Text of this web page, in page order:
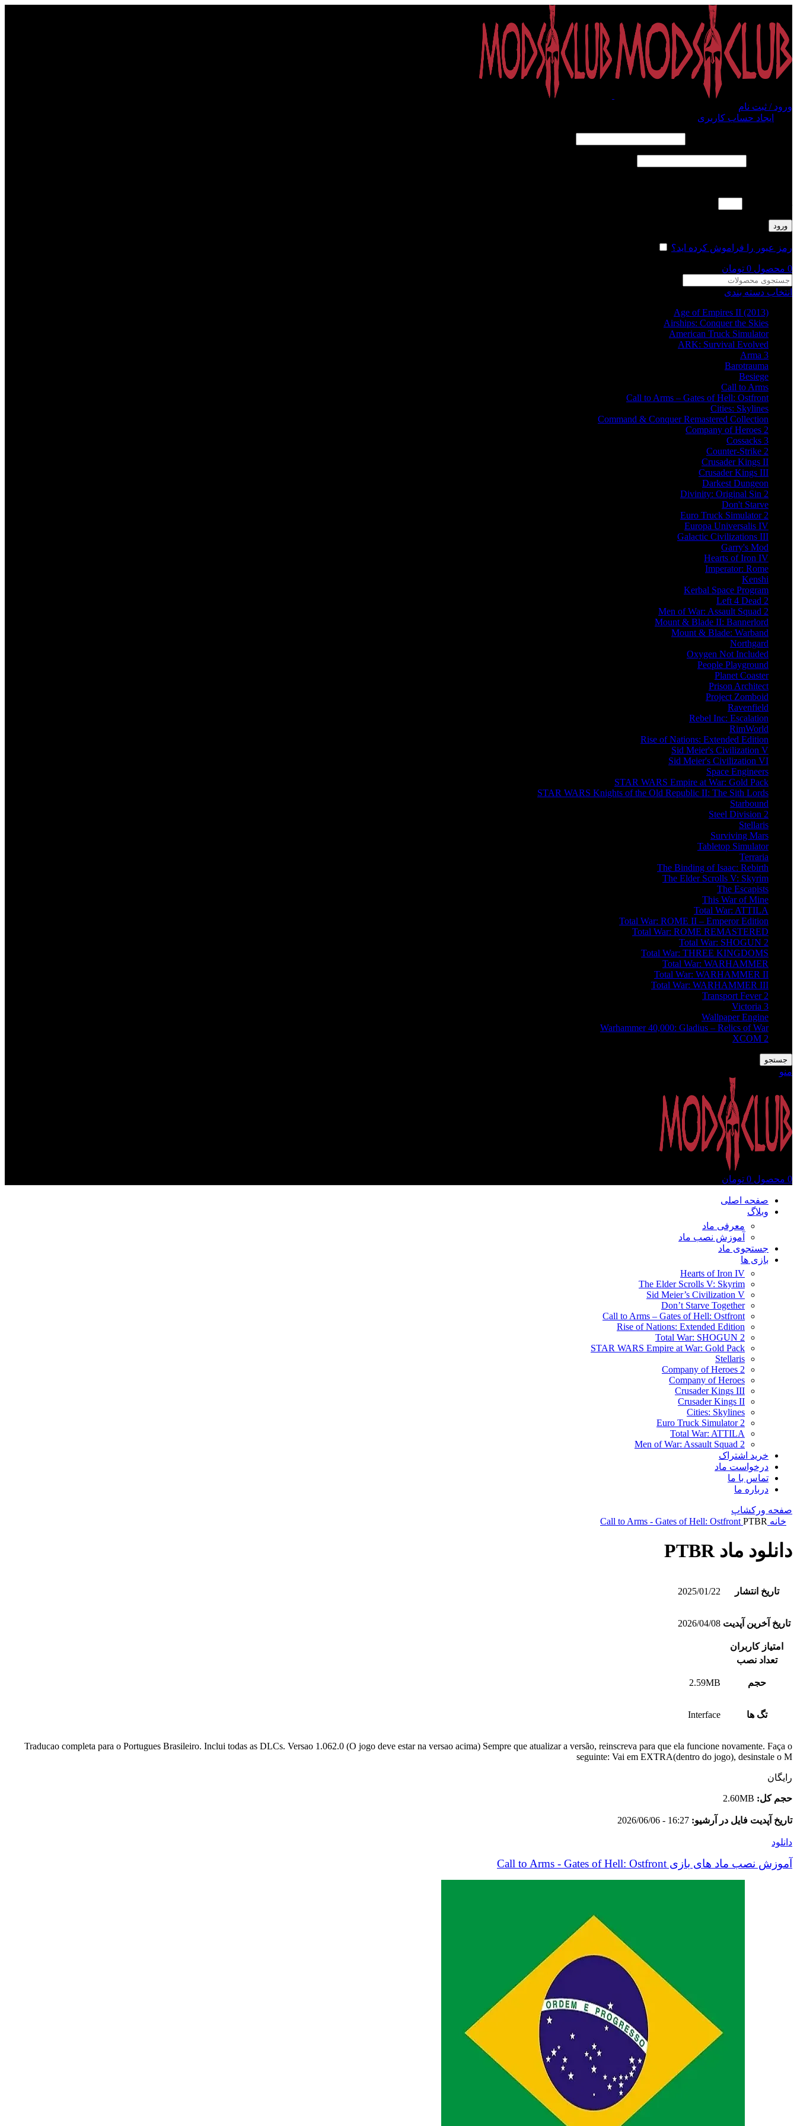
ورود / ثبت نام
ایجاد حساب کاربری
ورود
رمز عبور را فراموش کرده اید؟
0 محصول 0 تومان
انتخاب دسته بندی
Age of Empires II (2013)
Airships: Conquer the Skies
American Truck Simulator
ARK: Survival Evolved
Arma 3
Barotrauma
Besiege
Call to Arms
Call to Arms – Gates of Hell: Ostfront
Cities: Skylines
Command & Conquer Remastered Collection
Company of Heroes 2
Cossacks 3
Counter-Strike 2
Crusader Kings II
Crusader Kings III
Darkest Dungeon
Divinity: Original Sin 2
Don't Starve
Euro Truck Simulator 2
Europa Universalis IV
Galactic Civilizations III
Garry's Mod
Hearts of Iron IV
Imperator: Rome
Kenshi
Kerbal Space Program
Left 4 Dead 2
Men of War: Assault Squad 2
Mount & Blade II: Bannerlord
Mount & Blade: Warband
Northgard
Oxygen Not Included
People Playground
Planet Coaster
Prison Architect
Project Zomboid
Ravenfield
Rebel Inc: Escalation
RimWorld
Rise of Nations: Extended Edition
Sid Meier's Civilization V
Sid Meier's Civilization VI
Space Engineers
STAR WARS Empire at War: Gold Pack
STAR WARS Knights of the Old Republic II: The Sith Lords
Starbound
Steel Division 2
Stellaris
Surviving Mars
Tabletop Simulator
Terraria
The Binding of Isaac: Rebirth
The Elder Scrolls V: Skyrim
The Escapists
This War of Mine
Total War: ATTILA
Total War: ROME II – Emperor Edition
Total War: ROME REMASTERED
Total War: SHOGUN 2
Total War: THREE KINGDOMS
Total War: WARHAMMER
Total War: WARHAMMER II
Total War: WARHAMMER III
Transport Fever 2
Victoria 3
Wallpaper Engine
Warhammer 40,000: Gladius – Relics of War
XCOM 2
جستجو
منو
0 محصول 0 تومان
صفحه اصلی
وبلاگ
معرفی ماد
آموزش نصب ماد
جستجوی ماد
بازی ها
Hearts of Iron IV
The Elder Scrolls V: Skyrim
Sid Meier’s Civilization V
Don’t Starve Together
Call to Arms – Gates of Hell: Ostfront
Rise of Nations: Extended Edition
Total War: SHOGUN 2
STAR WARS Empire at War: Gold Pack
Stellaris
Company of Heroes 2
Company of Heroes
Crusader Kings III
Crusader Kings II
Cities: Skylines
Euro Truck Simulator 2
Total War: ATTILA
Men of War: Assault Squad 2
خرید اشتراک
درخواست ماد
تماس با ما
درباره ما
صفحه ورکشاپ
خانه
Call to Arms - Gates of Hell: Ostfront PTBR
دانلود ماد PTBR
تاریخ انتشار 2025/01/22
تاریخ آخرین آپدیت 2026/04/08
امتیاز کاربران
تعداد نصب
حجم 2.59MB
تگ ها Interface
Traducao completa para o Portugues Brasileiro. Inclui todas as DLCs. Versao 1.062.0 (O jogo deve estar na versao acima) Sempre que atualizar a versão, reinscreva para que ela funcione novamente. Faça o
seguinte: Vai em EXTRA(dentro do jogo), desinstale o M
رایگان
حجم کل: 2.60MB
تاریخ آپدیت فایل در آرشیو: 16:27 - 2026/06/06
دانلود
آموزش نصب ماد های بازی Call to Arms - Gates of Hell: Ostfront